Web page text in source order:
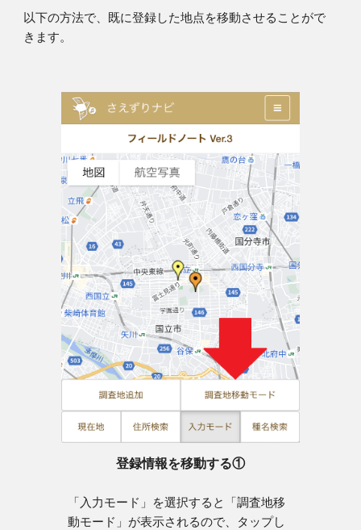
以下の方法で、既に登録した地点を移動させることがで
きます。
登録情報を移動する①
「入力モード」を選択すると「調査地移
動モード」が表示されるので、タップし